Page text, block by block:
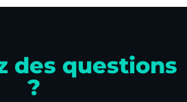
des questions
?